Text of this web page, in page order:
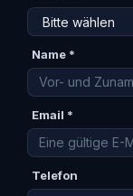
Name *
Email *
Telefon